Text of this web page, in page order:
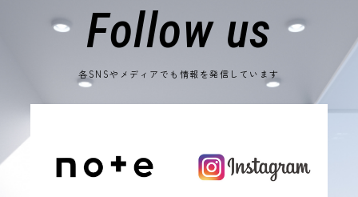
Follow us
各SNSやメディアでも情報を発信しています